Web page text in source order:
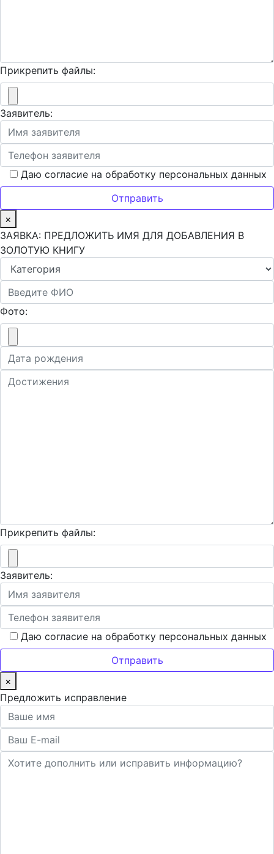
Прикрепить файлы:
Заявитель:
Даю согласие на обработку персональных данных
×
ЗАЯВКА: ПРЕДЛОЖИТЬ ИМЯ ДЛЯ ДОБАВЛЕНИЯ В
ЗОЛОТУЮ КНИГУ
Фото:
Прикрепить файлы:
Заявитель:
Даю согласие на обработку персональных данных
×
Предложить исправление